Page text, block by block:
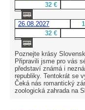
32 €
26.08.2027
32 €
Poznejte krásy
Připravili jsme pro vás
představí známá i
republiky. Tentokrát se
Čeká nás romantický
zoologická zahrada na